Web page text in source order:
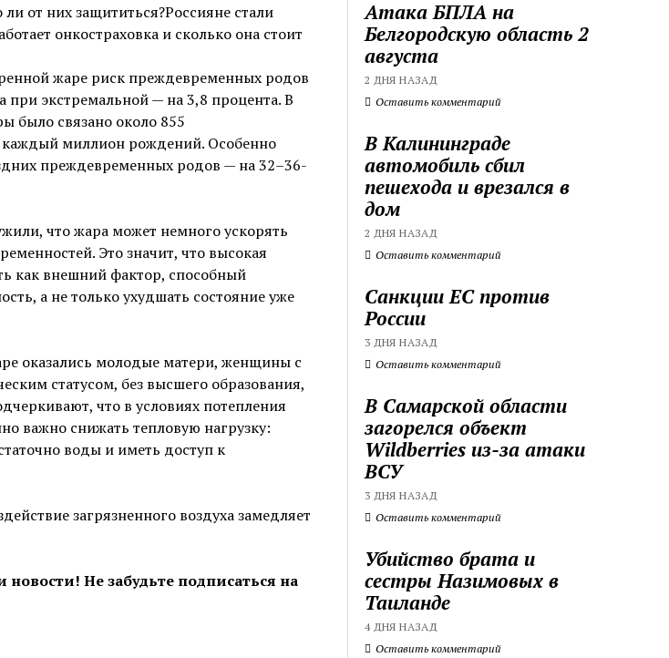
от них защититься?Россияне стали
онкостраховка и сколько она стоит
жаре риск преждевременных родов
при экстремальной — на 3,8 процента. В
было связано около 855
миллион рождений. Особенно
преждевременных родов — на 32–36-
что жара может немного ускорять
Это значит, что высокая
как внешний фактор, способный
а не только ухудшать состояние уже
оказались молодые матери, женщины с
статусом, без высшего образования,
что в условиях потепления
важно снижать тепловую нагрузку:
воды и иметь доступ к
загрязненного воздуха замедляет
Не забудьте подписаться на
Атака БПЛА на
Белгородскую область 2
августа
2 ДНЯ НАЗАД
Оставить комментарий
В Калининграде
автомобиль сбил
пешехода и врезался в
дом
2 ДНЯ НАЗАД
Оставить комментарий
Санкции ЕС против
России
3 ДНЯ НАЗАД
Оставить комментарий
В Самарской области
загорелся объект
Wildberries из-за атаки
ВСУ
3 ДНЯ НАЗАД
Оставить комментарий
Убийство брата и
сестры Назимовых в
Таиланде
4 ДНЯ НАЗАД
Оставить комментарий